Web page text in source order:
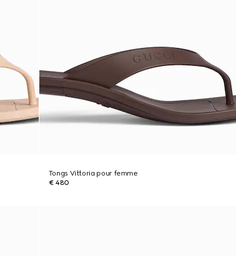
Tongs Vittoria pour femme
€ 480